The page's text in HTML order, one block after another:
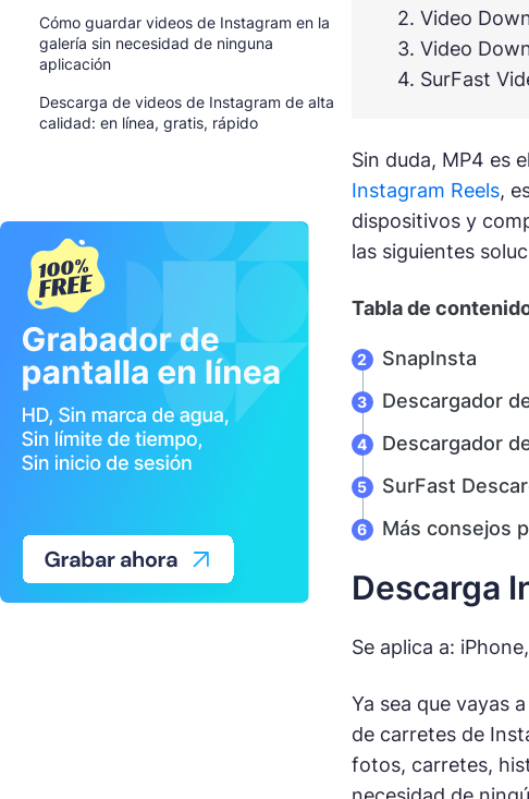
Cómo guardar videos de Instagram en la
galería sin necesidad de ninguna
aplicación
Descarga de videos de Instagram de alta
calidad: en línea, gratis, rápido
2. Video
3. Video
4. SurFast
Sin duda, MP4 es
Instagram Reels,
dispositivos y
las siguientes
Tabla de
SnapInsta
Descargador
Descargador
SurFast
Más consejos
Descarga
Se aplica a:
Ya sea que vayas
de carretes de
fotos, carretes,